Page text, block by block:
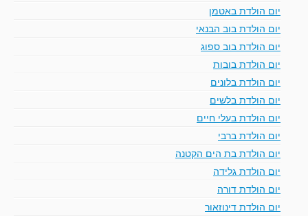
יום הולדת באטמן
יום הולדת בוב הבנאי
יום הולדת בוב ספוג
יום הולדת בובות
יום הולדת בלונים
יום הולדת בלשים
יום הולדת בעלי חיים
יום הולדת ברבי
יום הולדת בת הים הקטנה
יום הולדת גלידה
יום הולדת דורה
יום הולדת דינוזאור